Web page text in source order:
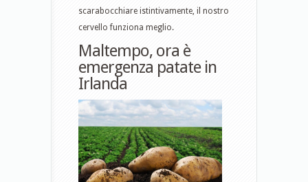
scarabocchiare istintivamente, il nostro
cervello funziona meglio.
Maltempo, ora è
emergenza patate in
Irlanda